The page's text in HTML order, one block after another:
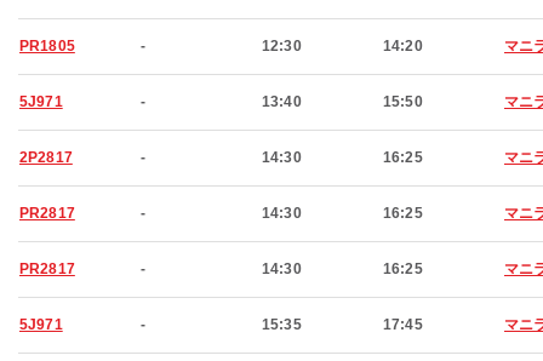
PR1805 - 12:30 14:20 マニ
5J971 - 13:40 15:50 マニ
2P2817 - 14:30 16:25 マニ
PR2817 - 14:30 16:25 マニ
PR2817 - 14:30 16:25 マニ
5J971 - 15:35 17:45 マニ